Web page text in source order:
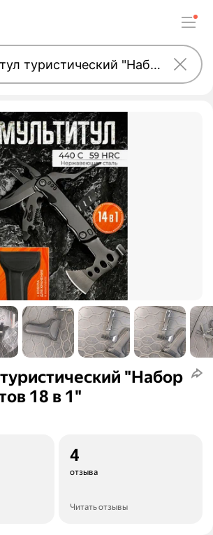
"Набор
18 в 1"
4
отзыва
Читать отзывы